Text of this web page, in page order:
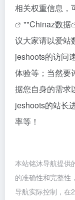
相关权重信息，
""Chinaz数据
议大家请以爱站
jeshoots的访问
体验等；当然要
据您自身的需求
jeshoots的站长
率等！
本站铭沐导航提供
的准确性和完整性
导航实际控制，在